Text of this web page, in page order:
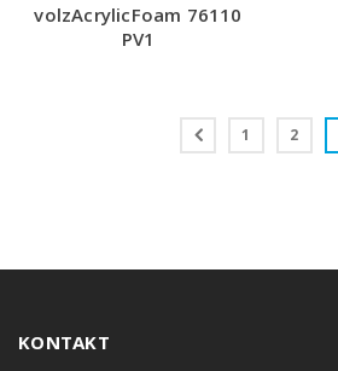
volzAcrylicFoam 76110
PV1
1 2
KONTAKT